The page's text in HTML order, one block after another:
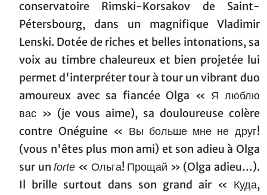
conservatoire Rimski-Korsakov de Saint-
Pétersbourg, dans un magnifique Vladimir
Lenski. Dotée de riches et belles intonations, sa
voix au timbre chaleureux et bien projetée lui
permet d'interpréter tour à tour un vibrant duo
amoureux avec sa fiancée Olga « Я люблю
вас » (je vous aime), sa douloureuse colère
contre Onéguine « Вы больше мне не друг!
(vous n'êtes plus mon ami) et son adieu à Olga
sur unforte « Ольга! Прощай » (Olga adieu…).
Il brille surtout dans son grand air « Куда,